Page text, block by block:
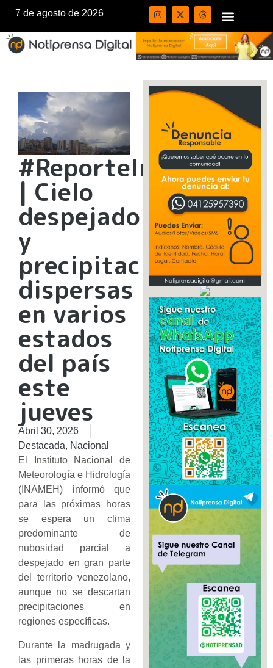
7 de agosto de 2026
#ReporteInameh
| Cielo
despejado
y
precipitaciones
dispersas
en varios
estados
del país
este
jueves
Abril 30, 2026
Destacada, Nacional
El Instituto Nacional de
Meteorología e Hidrología
(INAMEH) informó que
para las próximas horas
se espera un clima
predominante de
nubosidad parcial a
despejado en gran parte
del territorio venezolano,
aunque no se descartan
precipitaciones en
regiones específicas.
Durante la madrugada y
las primeras horas de la